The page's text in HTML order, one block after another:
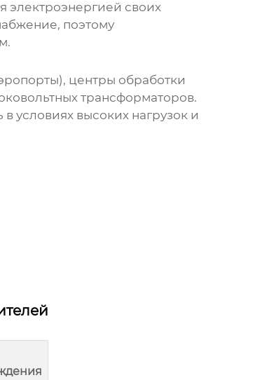
электроэнергией своих
поэтому
центры обработки
трансформаторов.
условиях высоких нагрузок и